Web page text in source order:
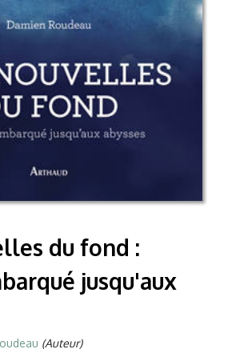
du fond :
jusqu'aux
(Auteur)